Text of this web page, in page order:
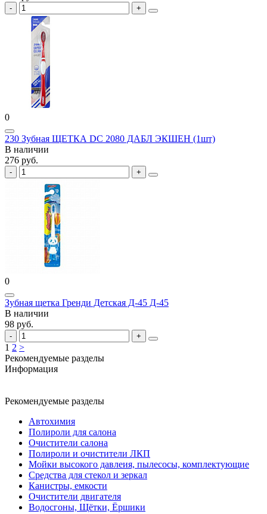
0
230 Зубная ЩЕТКА DC 2080 ДАБЛ ЭКШЕН (1шт)
В наличии
276 руб.
0
Зубная щетка Гренди Детская Д-45 Д-45
В наличии
98 руб.
1 2 >
Рекомендуемые разделы
Информация
Рекомендуемые разделы
Автохимия
Полироли для салона
Очистители салона
Полироли и очистители ЛКП
Мойки высокого давлеия, пылесосы, комплектующие
Средства для стекол и зеркал
Канистры, емкости
Очистители двигателя
Водосгоны, Щётки, Ёршики